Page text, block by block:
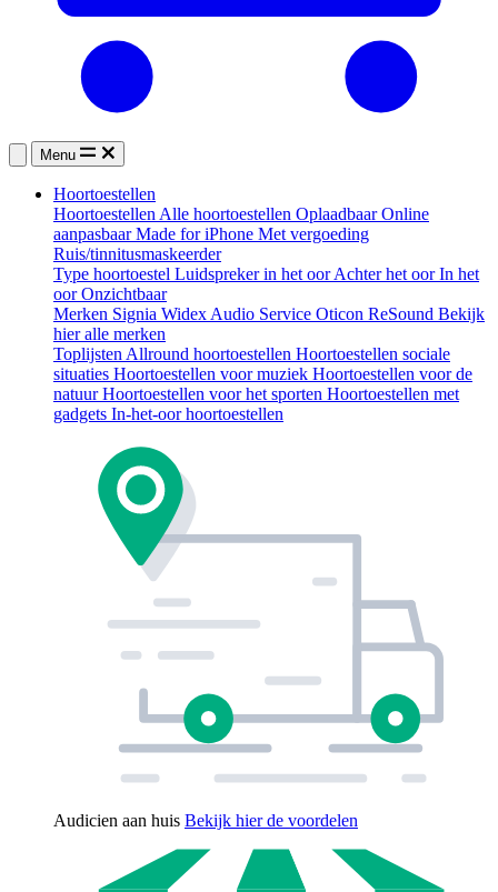
Menu
Hoortoestellen
Hoortoestellen Alle hoortoestellen OplaadbaarOnline
aanpasbaarMade for iPhone Met vergoeding
Ruis/tinnitusmaskeerder
Type hoortoestel Luidspreker in het oorAchter het oorIn het
oorOnzichtbaar
Merken Signia Widex Audio Service Oticon ReSound Bekijk
hier alle merken
Toplijsten Allround hoortoestellen Hoortoestellen sociale
situaties Hoortoestellen voor muziek Hoortoestellen voor de
natuurHoortoestellen voor het sporten Hoortoestellen met
gadgets In-het-oor hoortoestellen
Audicien aan huis Bekijk hier de voordelen